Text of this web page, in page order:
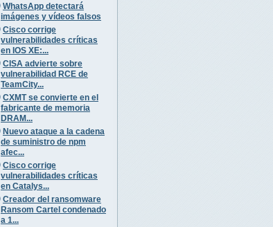
WhatsApp detectará
imágenes y vídeos falsos
Cisco corrige
vulnerabilidades críticas
en IOS XE:...
CISA advierte sobre
vulnerabilidad RCE de
TeamCity...
CXMT se convierte en el
fabricante de memoria
DRAM...
Nuevo ataque a la cadena
de suministro de npm
afec...
Cisco corrige
vulnerabilidades críticas
en Catalys...
Creador del ransomware
Ransom Cartel condenado
a 1...